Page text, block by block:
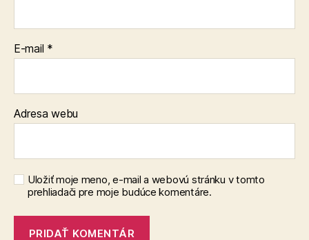
E-mail *
Adresa webu
Uložiť moje meno, e-mail a webovú stránku v tomto
prehliadači pre moje budúce komentáre.